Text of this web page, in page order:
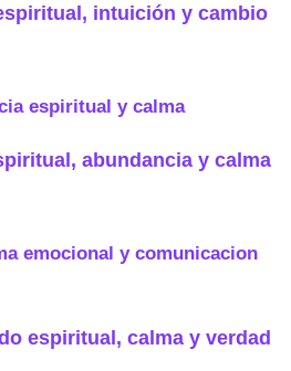
intuición y cambio
abundancia y calma
espiritual, calma y verdad